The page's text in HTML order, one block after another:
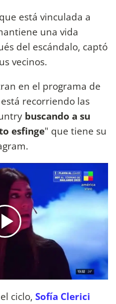
está vinculada a
una vida
del escándalo, captó
vecinos.
en el programa de
está recorriendo las
buscando a su
esfinge" que tiene su
ciclo, Sofía Clerici